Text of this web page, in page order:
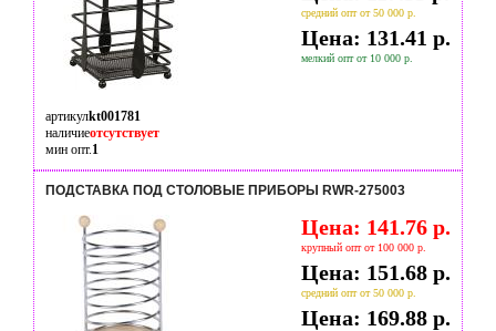
средний опт от 50 000 р.
Цена: 131.41 р.
мелкий опт от 10 000 р.
артикулkt001781
наличиеотсутствует
мин опт.1
ПОДСТАВКА ПОД СТОЛОВЫЕ ПРИБОРЫ RWR-275003
Цена: 141.76 р.
крупный опт от 100 000 р.
Цена: 151.68 р.
средний опт от 50 000 р.
Цена: 169.88 р.